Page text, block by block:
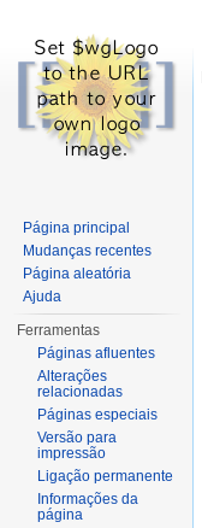
Página principal
Mudanças recentes
Página aleatória
Ajuda
Ferramentas
Páginas afluentes
Alterações
relacionadas
Páginas especiais
Versão para
impressão
Ligação permanente
Informações da
página